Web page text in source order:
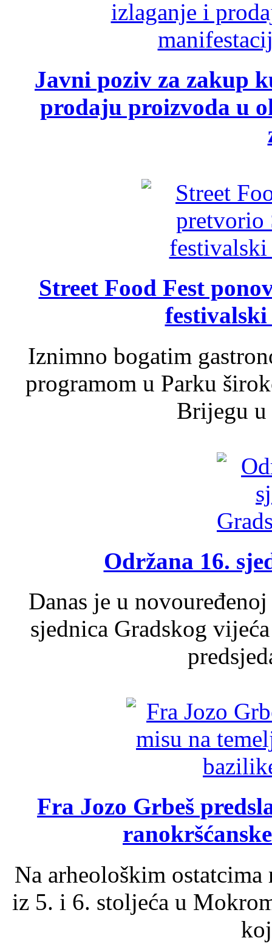
Javni poziv za zakup
prodaju proizvoda u
Street Food Fest
Iznimno bogatim
programom u Parku
Brijegu u
Održana 16.
Danas je u
sjednica Gradskog
Fra Jozo Grbeš
Na arheološkim
iz 5. i 6. stoljeća u